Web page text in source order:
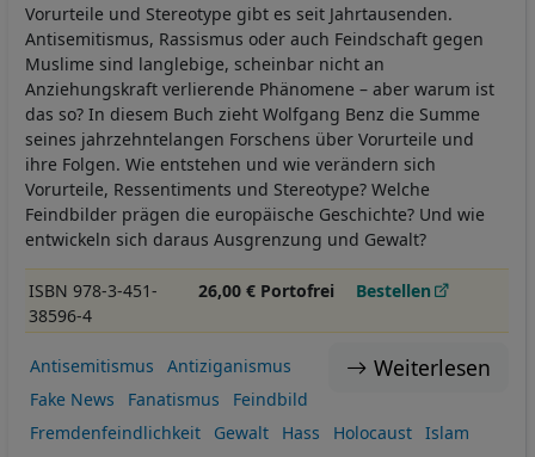
Vorurteile und Stereotype gibt es seit Jahrtausenden.
Antisemitismus, Rassismus oder auch Feindschaft gegen
Muslime sind langlebige, scheinbar nicht an
Anziehungskraft verlierende Phänomene – aber warum ist
das so? In diesem Buch zieht Wolfgang Benz die Summe
seines jahrzehntelangen Forschens über Vorurteile und
ihre Folgen. Wie entstehen und wie verändern sich
Vorurteile, Ressentiments und Stereotype? Welche
Feindbilder prägen die europäische Geschichte? Und wie
entwickeln sich daraus Ausgrenzung und Gewalt?
ISBN 978-3-451-
38596-4
26,00 € Portofrei Bestellen
Weiterlesen
Antisemitismus
Antiziganismus
Fake News
Fanatismus
Feindbild
Fremdenfeindlichkeit
Gewalt Hass Holocaust
Islam